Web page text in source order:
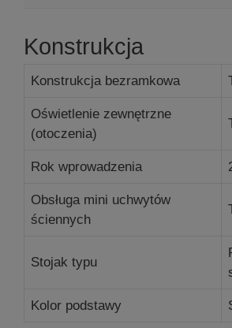
Konstrukcja
Konstrukcja bezramkowa
Oświetlenie zewnętrzne
(otoczenia)
Rok wprowadzenia
Obsługa mini uchwytów
ściennych
Stojak typu
Kolor podstawy